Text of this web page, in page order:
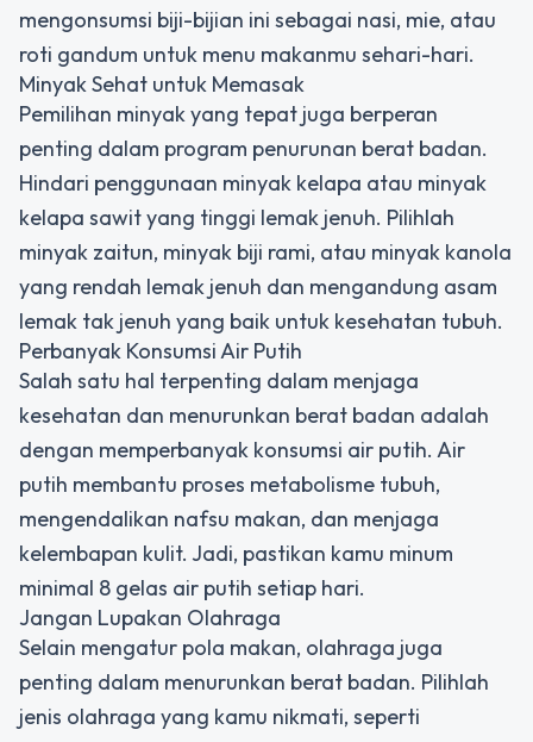
mengonsumsi biji-bijian ini sebagai nasi, mie, atau
roti gandum untuk menu makanmu sehari-hari.
Minyak Sehat untuk Memasak
Pemilihan minyak yang tepat juga berperan
penting dalam program penurunan berat badan.
Hindari penggunaan minyak kelapa atau minyak
kelapa sawit yang tinggi lemak jenuh. Pilihlah
minyak zaitun, minyak biji rami, atau minyak kanola
yang rendah lemak jenuh dan mengandung asam
lemak tak jenuh yang baik untuk kesehatan tubuh.
Perbanyak Konsumsi Air Putih
Salah satu hal terpenting dalam menjaga
kesehatan dan menurunkan berat badan adalah
dengan memperbanyak konsumsi air putih. Air
putih membantu proses metabolisme tubuh,
mengendalikan nafsu makan, dan menjaga
kelembapan kulit. Jadi, pastikan kamu minum
minimal 8 gelas air putih setiap hari.
Jangan Lupakan Olahraga
Selain mengatur pola makan, olahraga juga
penting dalam menurunkan berat badan. Pilihlah
jenis olahraga yang kamu nikmati, seperti